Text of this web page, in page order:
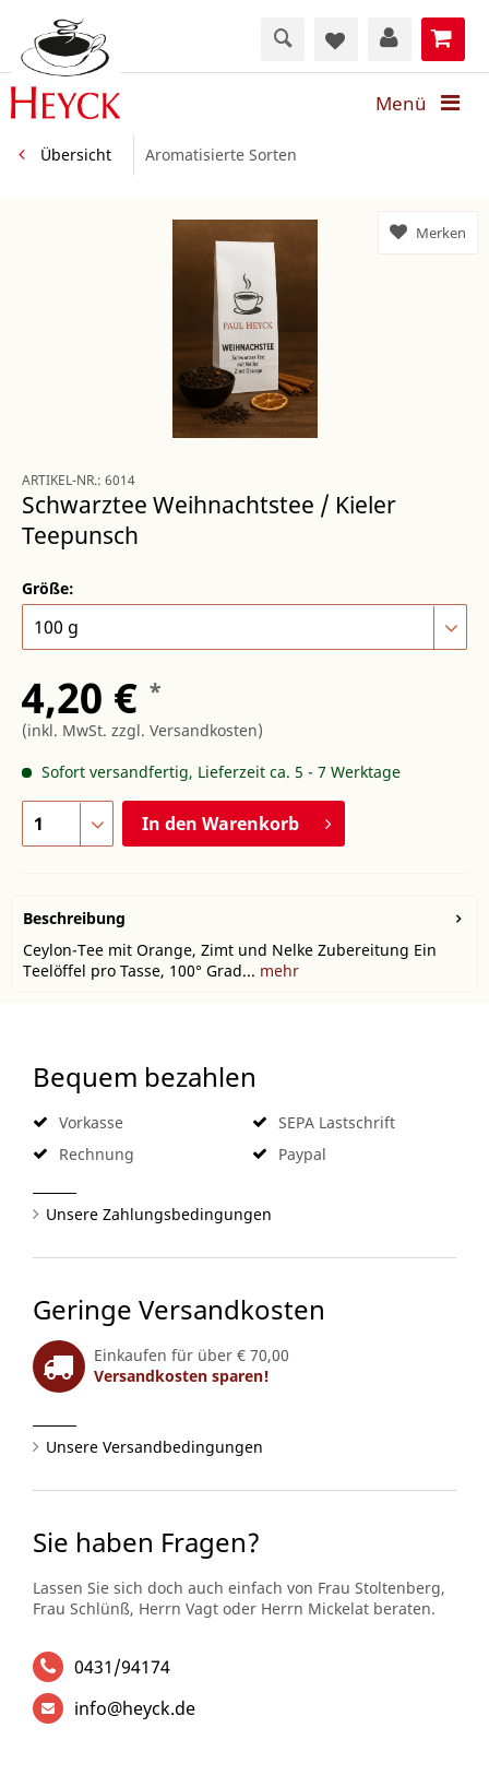
Menü
Übersicht Aromatisierte Sorten
ARTIKEL-NR.: 6014
Schwarztee Weihnachtstee / Kieler
Teepunsch
Größe:
4,20 € *
(inkl. MwSt. zzgl. Versandkosten)
Sofort versandfertig, Lieferzeit ca. 5 - 7 Werktage
In den Warenkorb
Merken
Beschreibung
Ceylon-Tee mit Orange, Zimt und Nelke Zubereitung Ein
Teelöffel pro Tasse, 100° Grad... mehr
Bequem bezahlen
Vorkasse
Rechnung
SEPA Lastschrift
Paypal
Unsere Zahlungsbedingungen
Geringe Versandkosten
Einkaufen für über € 70,00
Versandkosten sparen!
Unsere Versandbedingungen
Sie haben Fragen?
Lassen Sie sich doch auch einfach von Frau Stoltenberg,
Frau Schlünß, Herrn Vagt oder Herrn Mickelat beraten.
0431/94174
info@heyck.de